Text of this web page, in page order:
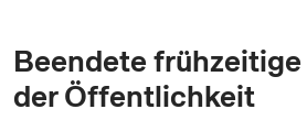
Beendete
der Öffentlichkeit